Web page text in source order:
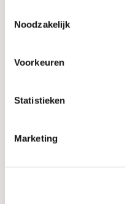
Noodzakelijk
Voorkeuren
Statistieken
Marketing
Levertijd & verzendkosten